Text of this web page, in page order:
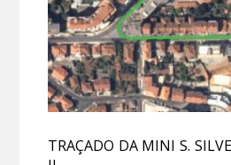
TRAÇADO DA MINI S.